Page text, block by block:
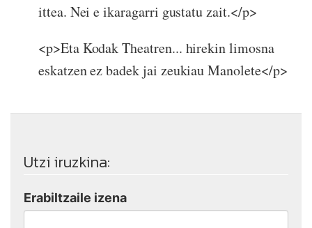
ittea. Nei e ikaragarri gustatu zait.</p>
<p>Eta Kodak Theatren... hirekin limosna
eskatzen ez badek jai zeukiau Manolete</p>
Utzi iruzkina:
Erabiltzaile izena